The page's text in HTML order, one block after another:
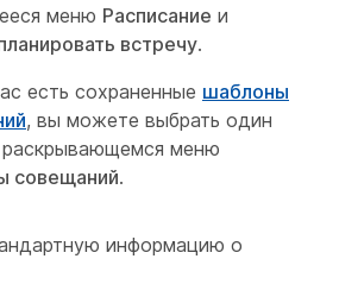
меню Расписание и
встречу.
есть сохраненные шаблоны
, вы можете выбрать один
раскрывающемся меню
совещаний.
информацию о